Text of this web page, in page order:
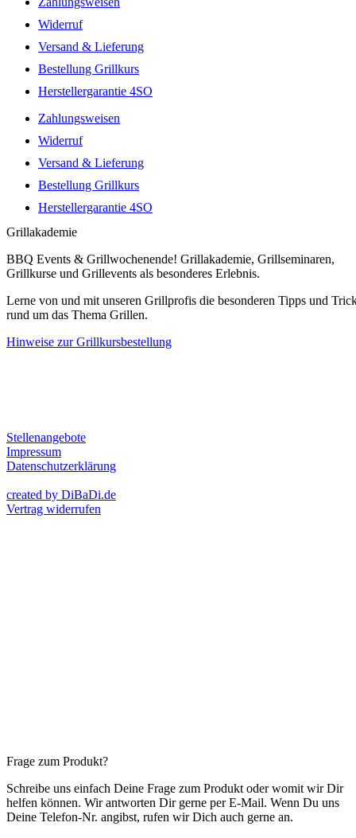
Widerruf
Versand & Lieferung
Bestellung Grillkurs
Herstellergarantie 4SO
Zahlungsweisen
Widerruf
Versand & Lieferung
Bestellung Grillkurs
Herstellergarantie 4SO
Grillakademie
BBQ Events & Grillwochenende! Grillakademie, Grillseminaren,
Grillkurse und Grillevents als besonderes Erlebnis.
Lerne von und mit unseren Grillprofis die besonderen Tipps und
rund um das Thema Grillen.
Hinweise zur Grillkursbestellung
Stellenangebote
Impressum
Datenschutzerklärung
created by DiBaDi.de
Vertrag widerrufen
Frage zum Produkt?
Schreibe uns einfach Deine Frage zum Produkt oder womit wir Dir
helfen können. Wir antworten Dir gerne per E-Mail. Wenn Du uns
Deine Telefon-Nr. angibst, rufen wir Dich auch gerne an.